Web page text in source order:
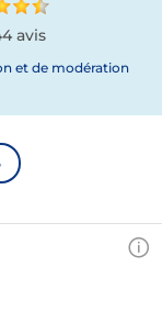
avis
et de modération